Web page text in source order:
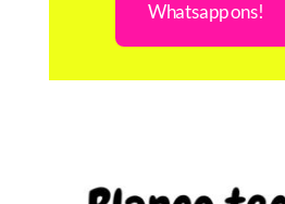
Whatsapp ons!